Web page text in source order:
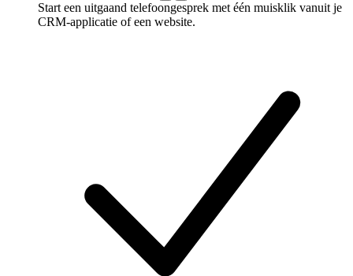
Start een uitgaand telefoongesprek met één muisklik vanuit je
CRM-applicatie of een website.